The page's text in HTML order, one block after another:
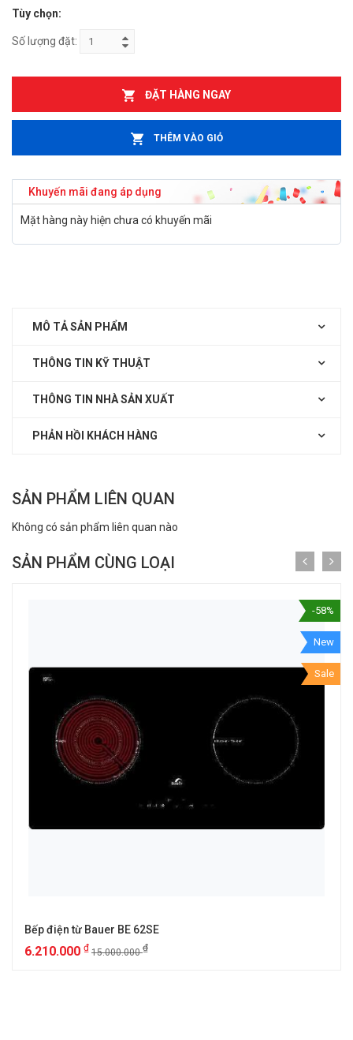
Tùy chọn:
Số lượng đặt:
ĐẶT HÀNG NGAY
THÊM VÀO GIỎ
Khuyến mãi đang áp dụng
Mặt hàng này hiện chưa có khuyến mãi
MÔ TẢ SẢN PHẨM
THÔNG TIN KỸ THUẬT
THÔNG TIN NHÀ SẢN XUẤT
PHẢN HỒI KHÁCH HÀNG
SẢN PHẨM LIÊN QUAN
Không có sản phẩm liên quan nào
SẢN PHẨM CÙNG LOẠI
-58%
New
Sale
Bếp điện từ Bauer BE 62SE
6.210.000 ₫ 15.000.000₫